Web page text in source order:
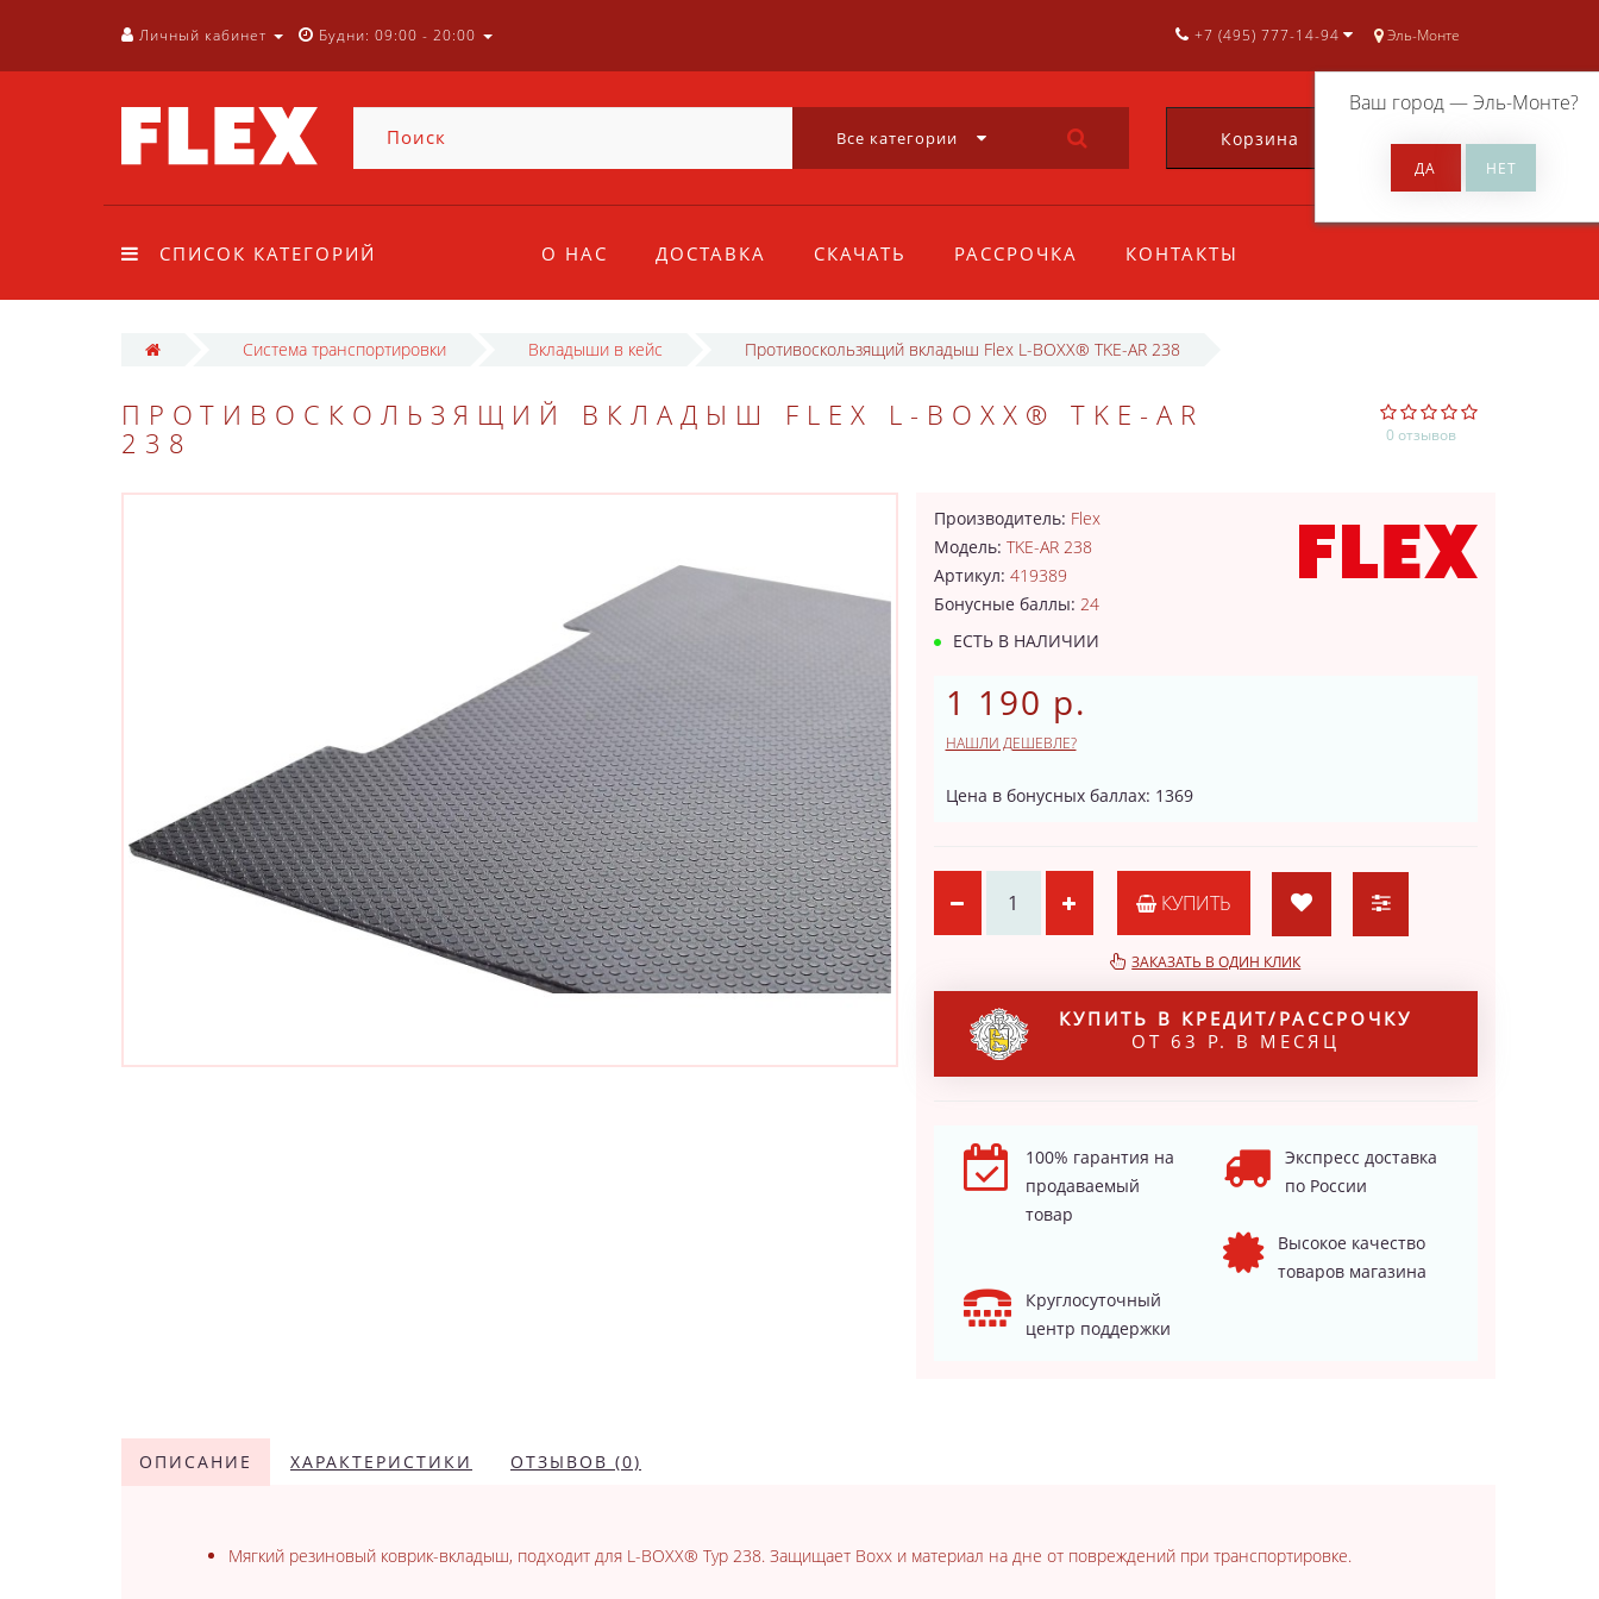
Личный кабинет Будни: 09:00 - 20:00 Эль-Монте
Ваш город —Эль-Монте?
+7 (495) 777-14-94
Все категории Корзина 0
СПИСОК КАТЕГОРИЙ О НАС ДОСТАВКА СКАЧАТЬ РАССРОЧКА КОНТАКТЫ
Система транспортировки Вкладыши в кейс Противоскользящий вкладыш Flex L-BOXX® TKE-AR 238
ПРОТИВОСКОЛЬЗЯЩИЙ ВКЛАДЫШ FLEX L-BOXX® TKE-AR
238
0 отзывов
Производитель: Flex
Модель: TKE-AR 238
Артикул: 419389
Бонусные баллы: 24
ЕСТЬ В НАЛИЧИИ
1 190 р.
НАШЛИ ДЕШЕВЛЕ?
Цена в бонусных баллах: 1369
КУПИТЬ
ЗАКАЗАТЬ В ОДИН КЛИК
КУПИТЬ В КРЕДИТ/РАССРОЧКУ
ОТ 63 Р. В МЕСЯЦ
100% гарантия на
продаваемый
товар
Экспресс доставка
по России
Высокое качество
товаров магазина
Круглосуточный
центр поддержки
ОПИСАНИЕ ХАРАКТЕРИСТИКИ ОТЗЫВОВ (0)
Мягкий резиновый коврик-вкладыш, подходит для L-BOXX® Typ 238. Защищает Boxx и материал на дне от повреждений при транспортировке.